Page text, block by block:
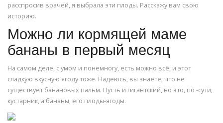
расспросив врачей, я выбрала эти плоды. Расскажу вам свою
историю.
Можно ли кормящей маме
бананы в первый месяц
На самом деле, с умом и понемногу, есть можно всё, и этот
сладкую вкусную ягоду тоже. Надеюсь, вы знаете, что не
существует банановых пальм. Пусть и гигантский, но это, по -сути,
кустарник, а бананы, его плоды-ягоды.